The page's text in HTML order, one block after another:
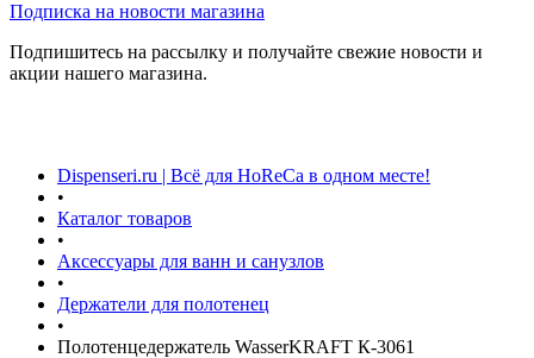
Подписка на новости магазина
Подпишитесь на рассылку и получайте свежие новости и
акции нашего магазина.
Dispenseri.ru | Всё для HoReCa в одном месте!
•
Каталог товаров
•
Аксессуары для ванн и санузлов
•
Держатели для полотенец
•
Полотенцедержатель WasserKRAFT К-3061